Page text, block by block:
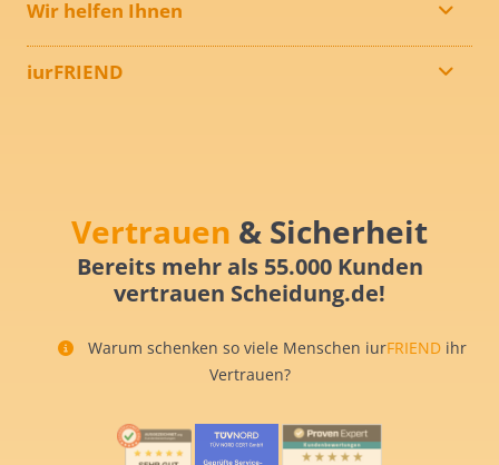
Wir helfen Ihnen
iurFRIEND
Vertrauen & Sicherheit
Bereits mehr als 55.000 Kunden
vertrauen Scheidung.de!
Warum schenken so viele Menschen iurFRIEND ihr
Vertrauen?